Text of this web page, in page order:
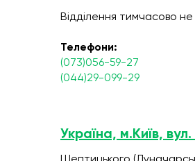
Відділення тимчасово
Телефони:
(073)056-59-27
(044)29-099-29
Україна, м.Київ,